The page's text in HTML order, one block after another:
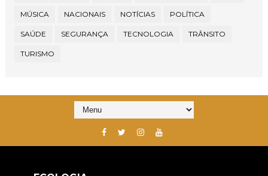
MÚSICA NACIONAIS NOTÍCIAS POLÍTICA
SAÚDE SEGURANÇA TECNOLOGIA TRÂNSITO
TURISMO